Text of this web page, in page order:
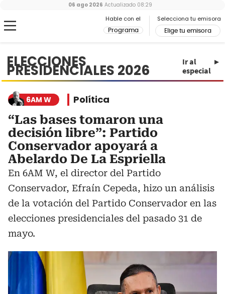
Hable con el
Programa
Selecciona tu emisora
Elige tu emisora
06 ago 2026 Actualizado 08:29
ELECCIONES
PRESIDENCIALES 2026
Ir al
especial
6AM W Política
“Las bases tomaron una
decisión libre”: Partido
Conservador apoyará a
Abelardo De La Espriella
En 6AM W, el director del Partido
Conservador, Efraín Cepeda, hizo un análisis
de la votación del Partido Conservador en las
elecciones presidenciales del pasado 31 de
mayo.